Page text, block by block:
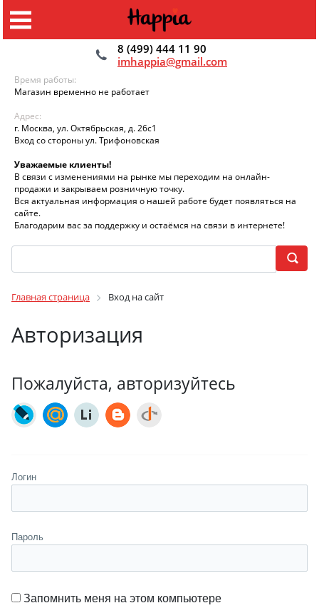
8 (499) 444 11 90
imhappia@gmail.com
Время работы:
Магазин временно не работает
Адрес:
г. Москва, ул. Октябрьская, д. 26с1
Вход со стороны ул. Трифоновская
Уважаемые клиенты!
В связи с изменениями на рынке мы переходим на онлайн-
продажи и закрываем розничную точку.
Вся актуальная информация о нашей работе будет появляться на
сайте.
Благодарим вас за поддержку и остаёмся на связи в интернете!
Главная страница Вход на сайт
Авторизация
Пожалуйста, авторизуйтесь
Логин
Пароль
Запомнить меня на этом компьютере